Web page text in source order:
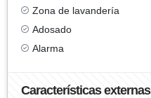
Zona de lavandería
Adosado
Alarma
Características externas